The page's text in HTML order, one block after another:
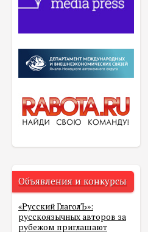
Объявления и конкурсы
«Русский ГлаголЪ»:
русскоязычных авторов за
рубежом приглашают